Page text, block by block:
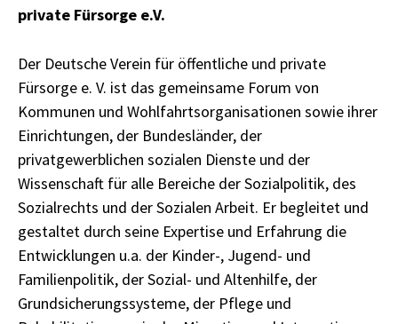
private Fürsorge e.V.
Der Deutsche Verein für öffentliche und private
Fürsorge e. V. ist das gemeinsame Forum von
Kommunen und Wohlfahrtsorganisationen sowie ihrer
Einrichtungen, der Bundesländer, der
privatgewerblichen sozialen Dienste und der
Wissenschaft für alle Bereiche der Sozialpolitik, des
Sozialrechts und der Sozialen Arbeit. Er begleitet und
gestaltet durch seine Expertise und Erfahrung die
Entwicklungen u.a. der Kinder-, Jugend- und
Familienpolitik, der Sozial- und Altenhilfe, der
Grundsicherungssysteme, der Pflege und